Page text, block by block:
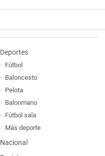
Deportes
Fútbol
Baloncesto
Pelota
Balonmano
Fútbol sala
Más deporte
Nacional